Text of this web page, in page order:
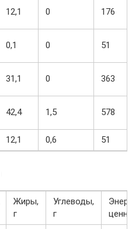
12,1 0 176
0,1 0 51
31,1 0 363
42,4 1,5 578
12,1 0,6 51
Жиры,
г
Углеводы,
г